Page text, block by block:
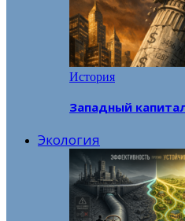
История
Западный
Экология